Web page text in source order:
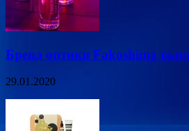
Бренд оптики Fakoshima
29.01.2020